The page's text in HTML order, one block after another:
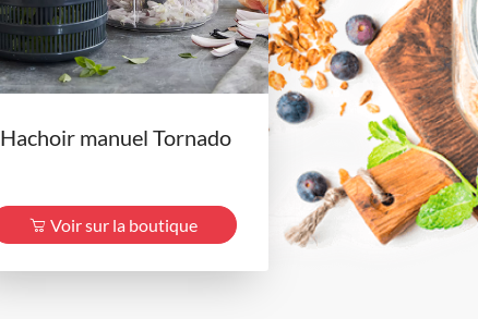
Hachoir manuel Tornado
Voir sur la boutique